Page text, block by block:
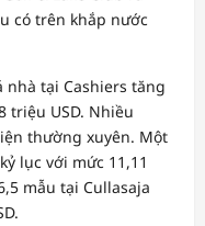
có trên khắp nước
nhà tại Cashiers tăng
triệu USD. Nhiều
thường xuyên. Một
lục với mức 11,11
mẫu tại Cullasaja